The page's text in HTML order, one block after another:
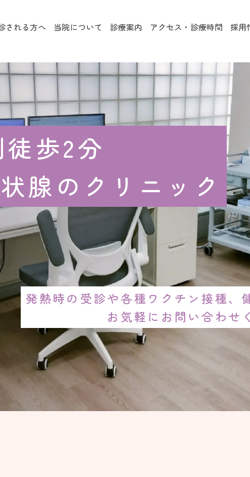
される方へ 当院について 診療案内 アクセス・診療時間 採用
歩2分
腺の クリニック
発熱時の受診や各種ワクチン接種、
お気軽にお問い合わせ